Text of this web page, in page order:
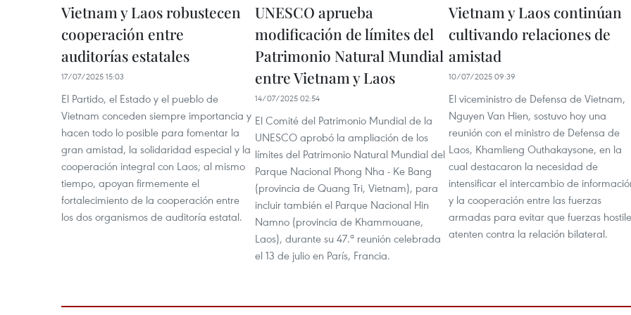
Vietnam y Laos robustecen
cooperación entre
auditorías estatales
17/07/2025 15:03
El Partido, el Estado y el pueblo de
Vietnam conceden siempre importancia y
hacen todo lo posible para fomentar la
gran amistad, la solidaridad especial y la
cooperación integral con Laos; al mismo
tiempo, apoyan firmemente el
fortalecimiento de la cooperación entre
los dos organismos de auditoría estatal.
UNESCO aprueba
modificación de límites del
Patrimonio Natural Mundial
entre Vietnam y Laos
14/07/2025 02:54
El Comité del Patrimonio Mundial de la
UNESCO aprobó la ampliación de los
límites del Patrimonio Natural Mundial del
Parque Nacional Phong Nha - Ke Bang
(provincia de Quang Tri, Vietnam), para
incluir también el Parque Nacional Hin
Namno (provincia de Khammouane,
Laos), durante su 47.ª reunión celebrada
el 13 de julio en París, Francia.
Vietnam y Laos continúan
cultivando relaciones de
amistad
10/07/2025 09:39
El viceministro de Defensa de Vietnam,
Nguyen Van Hien, sostuvo hoy una
reunión con el ministro de Defensa de
Laos, Khamlieng Outhakaysone, en la
cual destacaron la necesidad de
intensificar el intercambio de
y la cooperación entre las fuerzas
armadas para evitar que fuerzas
atenten contra la relación bilateral.